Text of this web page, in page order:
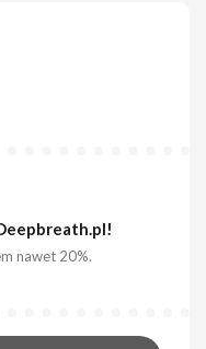
nawet 20%.